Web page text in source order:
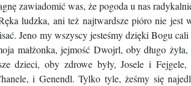
zawiadomić was, że pogoda u nas
ludzka, ani też najtwardsze pióro nie jest
Jeno my wszyscy jesteśmy dzięki Bogu
małżonka, jejmość Dwojrl, oby długo
dzieci, oby zdrowe były, Josele i
i Genendl. Tylko tyle, żeśmy się